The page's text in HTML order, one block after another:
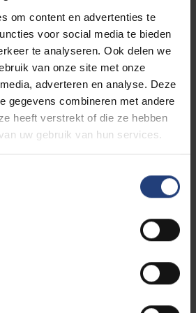
om content en advertenties te
voor social media te bieden
te analyseren. Ook delen we
van onze site met onze
adverteren en analyse. Deze
gegevens combineren met andere
heeft verstrekt of die ze hebben
uw gebruik van hun services.
Cornelis J.